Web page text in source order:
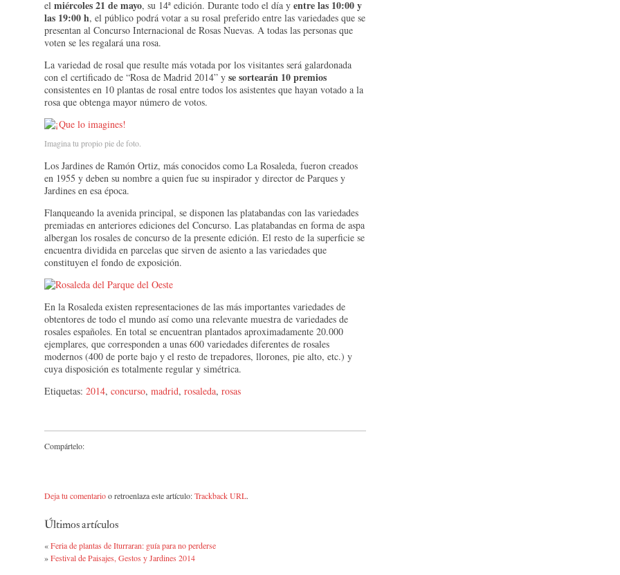
el miércoles 21 de mayo, su 14ª edición. Durante todo el día y entre las 10:00 y
las 19:00 h, el público podrá votar a su rosal preferido entre las variedades que se
presentan al Concurso Internacional de Rosas Nuevas. A todas las personas que
voten se les regalará una rosa.
La variedad de rosal que resulte más votada por los visitantes será galardonada
con el certificado de “Rosa de Madrid 2014” y se sortearán 10 premios
consistentes en 10 plantas de rosal entre todos los asistentes que hayan votado a la
rosa que obtenga mayor número de votos.
Imagina tu propio pie de foto.
Los Jardines de Ramón Ortiz, más conocidos como La Rosaleda, fueron creados
en 1955 y deben su nombre a quien fue su inspirador y director de Parques y
Jardines en esa época.
Flanqueando la avenida principal, se disponen las platabandas con las variedades
premiadas en anteriores ediciones del Concurso. Las platabandas en forma de aspa
albergan los rosales de concurso de la presente edición. El resto de la superficie se
encuentra dividida en parcelas que sirven de asiento a las variedades que
constituyen el fondo de exposición.
En la Rosaleda existen representaciones de las más importantes variedades de
obtentores de todo el mundo así como una relevante muestra de variedades de
rosales españoles. En total se encuentran plantados aproximadamente 20.000
ejemplares, que corresponden a unas 600 variedades diferentes de rosales
modernos (400 de porte bajo y el resto de trepadores, llorones, pie alto, etc.) y
cuya disposición es totalmente regular y simétrica.
Etiquetas: 2014, concurso, madrid, rosaleda, rosas
Compártelo:
Deja tu comentarioo retroenlaza este artículo:Trackback URL.
Últimos artículos
«Feria de plantas de Iturraran: guía para no perderse
»Festival de Paisajes, Gestos y Jardines 2014